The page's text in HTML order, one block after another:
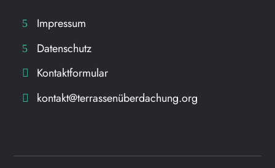
Impressum
Datenschutz
Kontaktformular
kontakt@terrassenüberdachung.org